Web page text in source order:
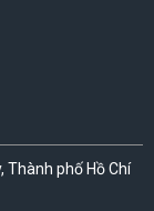
Thành phố Hồ Chí